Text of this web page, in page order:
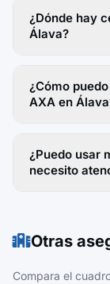
¿Dónde hay
Álava?
¿Cómo
AXA en
¿Puedo usar
necesito
Otras
Compara el